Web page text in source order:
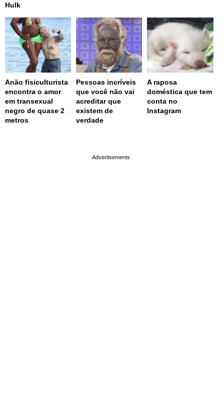
Hulk
Anão fisiculturista
encontra o amor
em transexual
negro de quase 2
metros
Pessoas incríveis
que você não vai
acreditar que
existem de
verdade
A raposa
doméstica que tem
conta no
Instagram